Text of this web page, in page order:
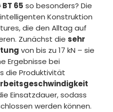
BT 65 so besonders? Die
Konstruktion
die den Alltag auf
Zunächst die sehr
von bis zu 17 kN – sie
Ergebnisse bei
die Produktivität
Einsatzdauer, sodass
werden können.